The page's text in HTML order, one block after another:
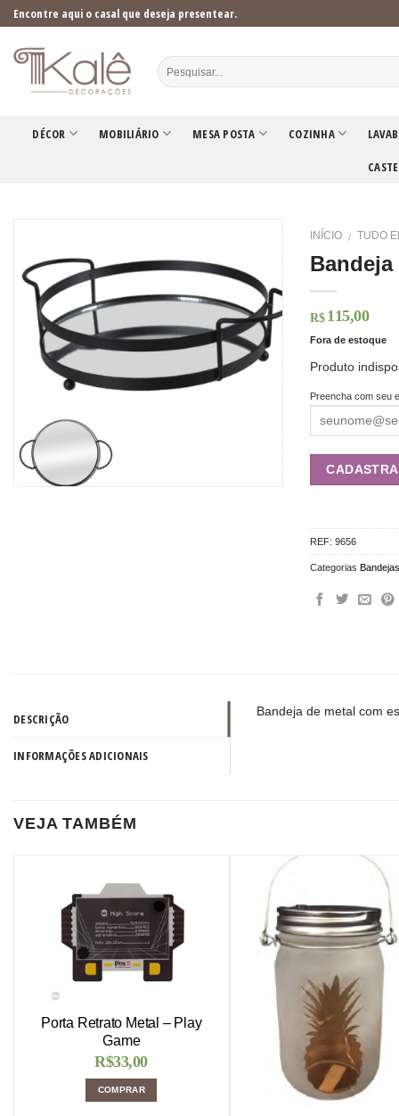
Skip
to
content
Encontre aqui o casal que deseja presentear.
DÉCOR MOBILIÁRIO MESA POSTA COZINHA
INÍCIO / TUDO
R$ 115,00
Fora de estoque
Produto
Preencha com seu
REF:9656
Categorias
DESCRIÇÃO
INFORMAÇÕES ADICIONAIS
Bandeja de metal com
VEJA TAMBÉM
Porta Retrato Metal – Play
Game
R$33,00
COMPRAR